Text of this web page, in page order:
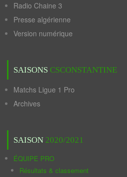
Radio Chaine 3
Presse algérienne
Version numérique
SAISONS CSCONSTANTINE
Matchs Ligue 1 Pro
Archives
SAISON 2020/2021
ÉQUIPE PRO
Résultats & classement